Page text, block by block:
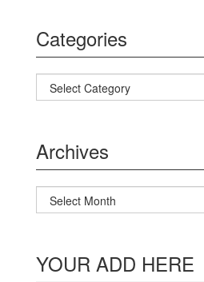
Categories
Categories
Archives
Archives
YOUR ADD HERE